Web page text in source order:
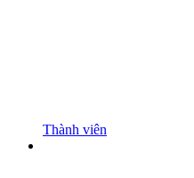
Thành viên